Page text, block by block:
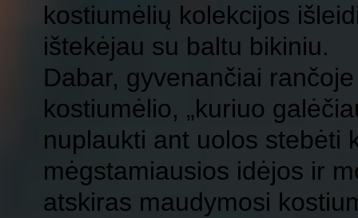
kostiumėlių kolekcijos
ištekėjau su baltu bikiniu.
Dabar, gyvenančiai
kostiumėlio, „kuriuo
nuplaukti ant uolos stebėti
mėgstamiausios idėjos ir
atskiras maudymosi